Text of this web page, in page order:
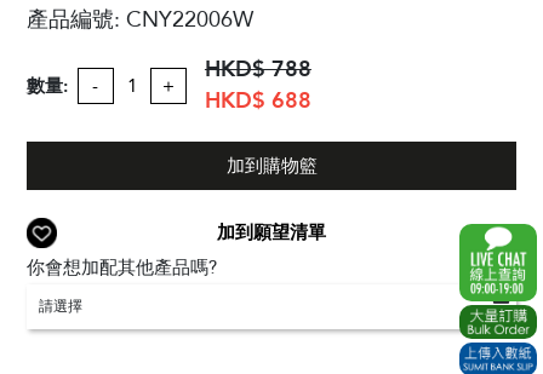
產品編號:CNY22006W
數量: - +
HKD$ 788
HKD$ 688
加到購物籃
加到願望清單
你會想加配其他產品嗎?
請選擇